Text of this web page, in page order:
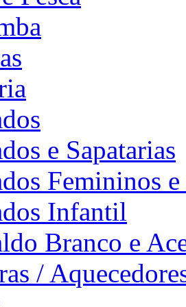
e Sapatarias
Femininos
Infantil
Branco e
/